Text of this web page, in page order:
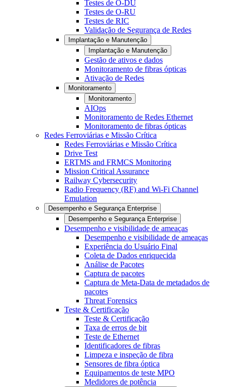
Testes de O-DU
Testes de O-RU
Testes de RIC
Validação de Segurança de Redes
Implantação e Manutenção
Implantação e Manutenção
Gestão de ativos e dados
Monitoramento de fibras ópticas
Ativação de Redes
Monitoramento
Monitoramento
AIOps
Monitoramento de Redes Ethernet
Monitoramento de fibras ópticas
Redes Ferroviárias e Missão Crítica
Redes Ferroviárias e Missão Crítica
Drive Test
ERTMS and FRMCS Monitoring
Mission Critical Assurance
Railway Cybersecurity
Radio Frequency (RF) and Wi-Fi Channel
Emulation
Desempenho e Segurança Enterprise
Desempenho e Segurança Enterprise
Desempenho e visibilidade de ameaças
Desempenho e visibilidade de ameaças
Experiência do Usuário Final
Coleta de Dados enriquecida
Análise de Pacotes
Captura de pacotes
Captura de Meta-Data de metadados de
pacotes
Threat Forensics
Teste & Certificação
Teste & Certificação
Taxa de erros de bit
Teste de Ethernet
Identificadores de fibras
Limpeza e inspeção de fibra
Sensores de fibra óptica
Equipamentos de teste MPO
Medidores de potência